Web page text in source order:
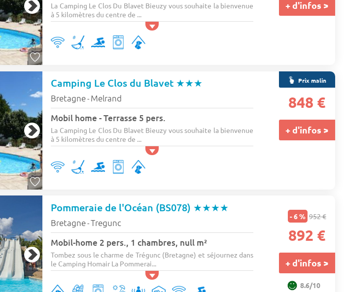
La Camping Le Clos Du Blavet Bieuzy vous souhaite la bienvenue
à 5 kilomètres du centre de ...
+ d'infos >
Camping Le Clos du Blavet ★★★
Bretagne- Melrand
Mobil home - Terrasse 5 pers.
La Camping Le Clos Du Blavet Bieuzy vous souhaite la bienvenue
à 5 kilomètres du centre de ...
Prix malin
848 €
+ d'infos >
Pommeraie de l'Océan (BS078) ★★★★
Bretagne-Tregunc
Mobil-home 2 pers., 1 chambres, null m²
Tombez sous le charme de Trégunc (Bretagne) et séjournez dans
le Camping Homair La Pommerai...
- 6 % 952 €
892 €
+ d'infos >
8.6/10